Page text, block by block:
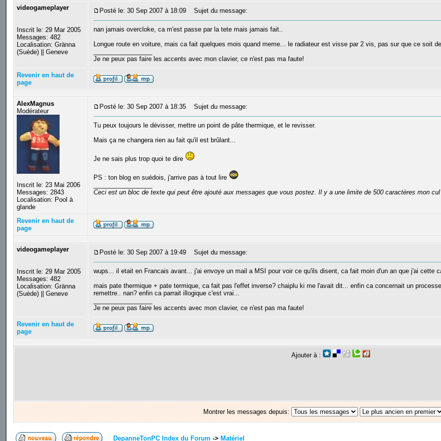
videogameplayer
Inscrit le: 29 Mar 2005
Messages: 482
Localisation: Gränna
(Suède) || Geneve
Posté le: 30 Sep 2007 à 18:09 Sujet du message:
nan jamais overcloke, ca m'est passe par la tete mais jamais fait..
Longue route en voiture, mais ca fait quelques mois quand meme... le radiateur est visse par 2 vis, pas sur que ce soit
Je ne peux pas faire les accents avec mon clavier, ce n'est pas ma faute!
Revenir en haut de
page
AlexMagnus
Modérateur
Inscrit le: 23 Mai 2006
Messages: 2843
Localisation: Pool à
glande
Posté le: 30 Sep 2007 à 18:35 Sujet du message:
Tu peux toujours le dévisser, mettre un point de pâte thermique, et le revisser.
Mais ça ne changera rien au fait qu'il est brûlant...
Je ne sais plus trop quoi te dire
PS : ton blog en suédois, j'arrive pas à tout lire
Ceci est un bloc de texte qui peut être ajouté aux messages que vous postez. Il y a une limite de 500 caractères mon cul
Revenir en haut de
page
videogameplayer
Inscrit le: 29 Mar 2005
Messages: 482
Localisation: Gränna
(Suède) || Geneve
Posté le: 30 Sep 2007 à 19:49 Sujet du message:
wups... il etait en Francais avant... j'ai envoye un mail a MSI pour voir ce qu'ils disent, ca fait moin d'un an que j'ai cette
mais pate thermique + pate termique, ca fait pas l'effet inverse? chaiplu ki me l'avait dit... enfin ca concernait un
remettre.. nan? enfin ca parrait illogique c'est vrai...
Je ne peux pas faire les accents avec mon clavier, ce n'est pas ma faute!
Revenir en haut de
page
Ajouter à :
Montrer les messages depuis:
DepanneTonPC Index du Forum -> Matériel